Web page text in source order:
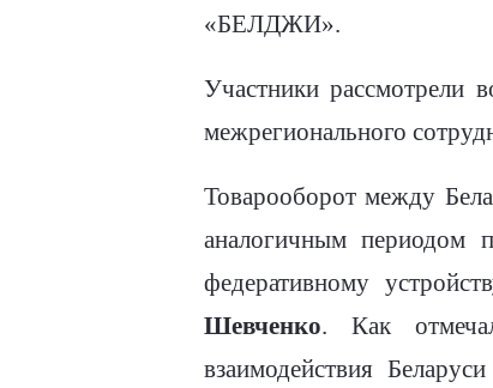
«БЕЛДЖИ».
Участники рассмотрели
межрегионального
Товарооборот между
аналогичным периодом
федеративному
Шевченко. Как
взаимодействия